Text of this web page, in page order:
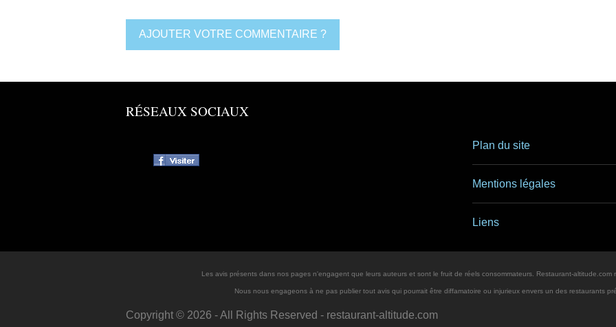
AJOUTER VOTRE COMMENTAIRE ?
RÉSEAUX SOCIAUX
Plan du site
Mentions légales
Liens
Les avis présents dans nos pages n'engagent que leurs auteurs et sont le fruit de réels consommateurs. Restaurant-
Nous nous engageons à ne pas publier tout avis qui pourrait être diffamatoire ou injurieux envers un des restaurants
Copyright © 2026 - All Rights Reserved - restaurant-altitude.com